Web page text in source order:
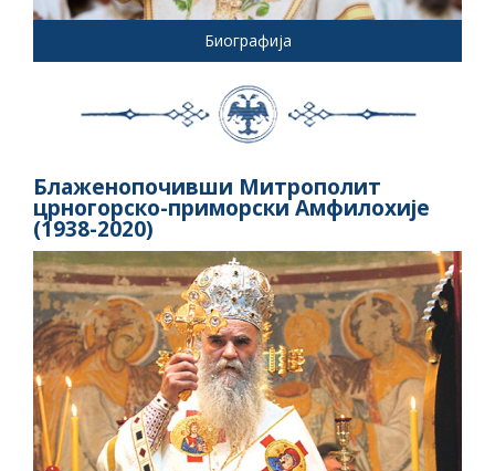
Биографија
Блаженопочивши Митрополит
црногорско-приморски Амфилохије
(1938-2020)